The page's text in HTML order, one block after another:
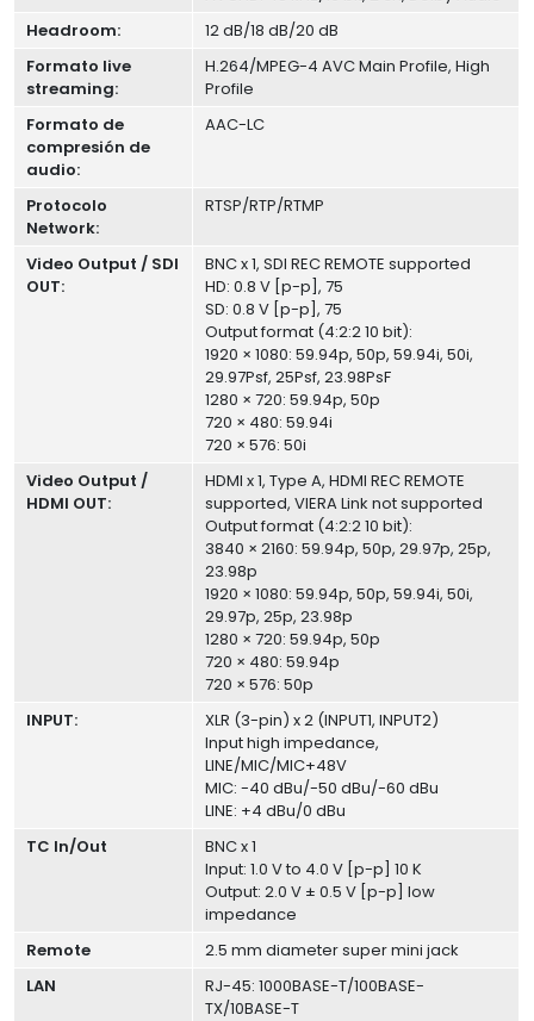
Headroom:
12 dB/18 dB/20 dB
Formato live
streaming:
H.264/MPEG-4 AVC Main Profile, High
Profile
Formato de
compresión de
audio:
AAC-LC
Protocolo
Network:
RTSP/RTP/RTMP
Video Output / SDI
OUT:
BNC x 1, SDI REC REMOTE supported
HD: 0.8 V [p-p], 75
SD: 0.8 V [p-p], 75
Output format (4:2:2 10 bit):
1920 × 1080: 59.94p, 50p, 59.94i, 50i,
29.97Psf, 25Psf, 23.98PsF
1280 × 720: 59.94p, 50p
720 × 480: 59.94i
720 × 576: 50i
Video Output /
HDMI OUT:
HDMI x 1, Type A, HDMI REC REMOTE
supported, VIERA Link not supported
Output format (4:2:2 10 bit):
3840 × 2160: 59.94p, 50p, 29.97p, 25p,
23.98p
1920 × 1080: 59.94p, 50p, 59.94i, 50i,
29.97p, 25p, 23.98p
1280 × 720: 59.94p, 50p
720 × 480: 59.94p
720 × 576: 50p
INPUT:
XLR (3-pin) x 2 (INPUT1, INPUT2)
Input high impedance,
LINE/MIC/MIC+48V
MIC: -40 dBu/-50 dBu/-60 dBu
LINE: +4 dBu/0 dBu
TC In/Out
BNC x 1
Input: 1.0 V to 4.0 V [p-p] 10 K
Output: 2.0 V ± 0.5 V [p-p] low
impedance
Remote
2.5 mm diameter super mini jack
LAN
RJ-45: 1000BASE-T/100BASE-
TX/10BASE-T